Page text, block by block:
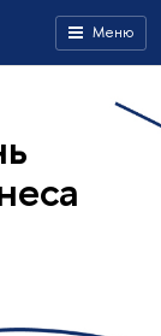
Меню